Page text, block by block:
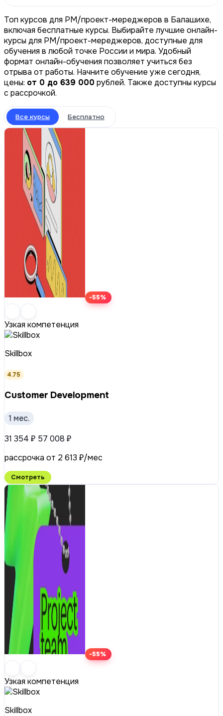
Топ курсов для PM/проект-мереджеров в Балашихе,
включая бесплатные курсы. Выбирайте лучшие онлайн-
курсы для PM/проект-мереджеров, доступные для
обучения в любой точке России и мира. Удобный
формат онлайн-обучения позволяет учиться без
отрыва от работы. Начните обучение уже сегодня,
цены: от 0 до 639 000 рублей. Также доступны курсы
с рассрочкой.
Все курсы Бесплатно
-55%
Узкая компетенция
Skillbox
4.75
Customer Development
1 мес.
31 354 ₽ 57 008 ₽
рассрочка от 2 613 ₽/мес
Смотреть
-55%
Узкая компетенция
Skillbox